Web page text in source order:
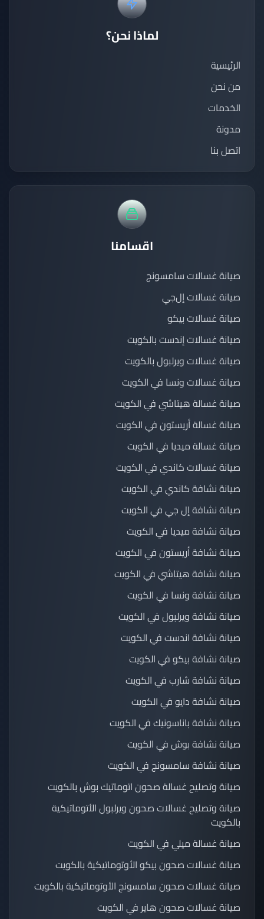
لماذا نحن؟
الرئيسية
من نحن
الخدمات
مدونة
اتصل بنا
اقسامنا
صيانة غسالات سامسونج
صيانة غسالات إل‌جي
صيانة غسالات بيكو
صيانة غسالات إندست بالكويت
صيانة غسالات ويرلبول بالكويت
صيانة غسالات ونسا في الكويت
صيانة غسالة هيتاشي في الكويت
صيانة غسالة أريستون في الكويت
صيانة غسالة ميديا في الكويت
صيانة غسالات كاندي في الكويت
صيانة نشافة كاندي في الكويت
صيانة نشافة إل جي في الكويت
صيانة نشافة ميديا في الكويت
صيانة نشافة أريستون في الكويت
صيانة نشافة هيتاشي في الكويت
صيانة نشافة ونسا في الكويت
صيانة نشافة ويرلبول في الكويت
صيانة نشافة اندست في الكويت
صيانة نشافة بيكو في الكويت
صيانة نشافة شارب في الكويت
صيانة نشافة دايو في الكويت
صيانة نشافة باناسونيك في الكويت
صيانة نشافة بوش في الكويت
صيانة نشافة سامسونج في الكويت
صيانة وتصليح غسالة صحون اتوماتيك بوش بالكويت
صيانة وتصليح غسالات صحون ويرلبول الأتوماتيكية
بالكويت
صيانة غسالة ميلي في الكويت
صيانة غسالات صحون بيكو الأوتوماتيكية بالكويت
صيانة غسالات صحون سامسونج الأوتوماتيكية بالكويت
صيانة غسالات صحون هاير في الكويت